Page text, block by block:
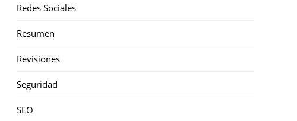
Redes Sociales
Resumen
Revisiones
Seguridad
SEO